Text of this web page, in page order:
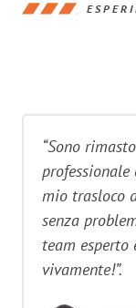
“Sono
mio trasloco
senza
team esperto
vivamente!”.